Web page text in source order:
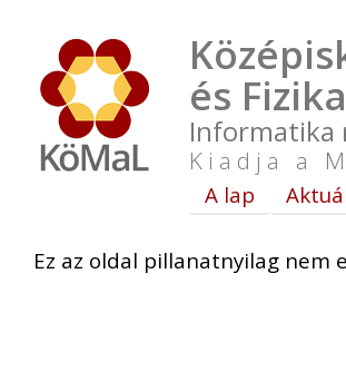
és
Informatika
Kiadja a
A lap
Ez az oldal pillanatnyilag nem